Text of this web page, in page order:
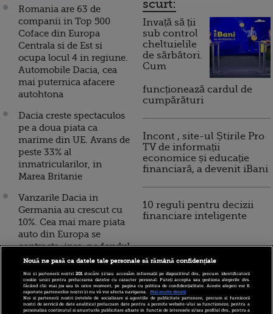
Romania are 63 de
companii in Top 500
Coface din Europa
Centrala si de Est si
ocupa locul 4 in regiune.
Automobile Dacia, cea
mai puternica afacere
autohtona
Dacia creste spectaculos
pe a doua piata ca
marime din UE. Avans de
peste 33% al
inmatricularilor, in
Marea Britanie
Vanzarile Dacia in
Germania au crescut cu
10%. Cea mai mare piata
auto din Europa se
contracta, insa, pe fondul
scaderii Volkswagen si
Skoda
Inmatricularile Dacia in
Franta au scazut usor in
scurt:
Invață să ții
sub control
cheltuielile
de sărbători.
Cum
funcționează cardul de
cumpărături
Incont , site-ul Știrile Pro
TV de informații
economice și educație
financiară, a devenit iBani
10 reguli pentru decizii
financiare inteligente
Nouă ne pasă ca datele tale personale să rămână confidențiale
Noi și partenerii noștri201stocăm și/sau accesăm informații pe dispozitivul dvs., precum identificatorii
cookie unici pentru prelucrarea datelor cu caracter personal. Puteți accepta sau gestiona alegerile dvs.
făcând clic mai jos sau în orice moment, pe pagina cu politica de confidențialitate. Aceste alegeri vor fi
raportate partenerilor noștri și nu vă vor afecta navigarea.
Mai multe detalii
Noi si partenerii nostri (retelele de socializare si agentiile de publicitate partenere, precum si furnizorii
nostri de servicii de date analitice) prelucram date pentru a permite website-ului sa functioneze, pentru a
personaliza continutul si anunturile publicitare afisate in functie de interesele si/sau profilul dvs., pentru a